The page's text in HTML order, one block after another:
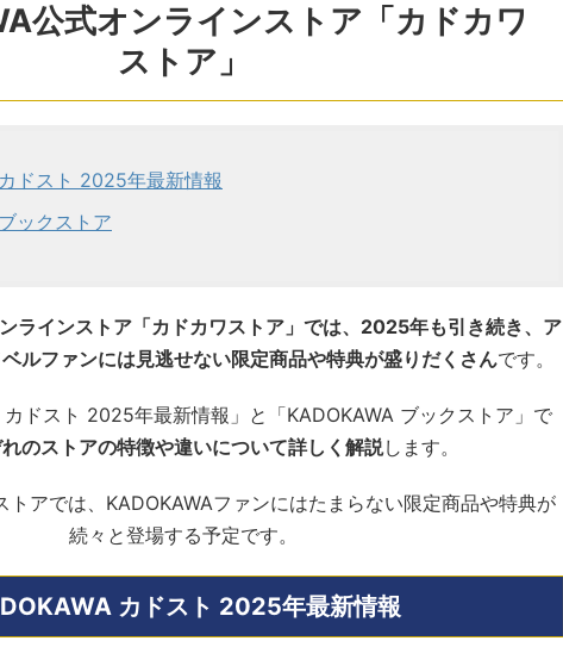
公式オンラインストア「カドカワ
ストア」
ドスト 2025年最新情報
ックストア
ラインストア「カドカワストア」では、2025年も引き続き、ア
ルファンには見逃せない限定商品や特典が盛りだくさんです。
ドスト 2025年最新情報」と「KADOKAWA ブックストア」で
のストアの特徴や違いについて詳しく解説します。
アでは、KADOKAWAファンにはたまらない限定商品や特典が
続々と登場する予定です。
カドスト 2025年最新情報